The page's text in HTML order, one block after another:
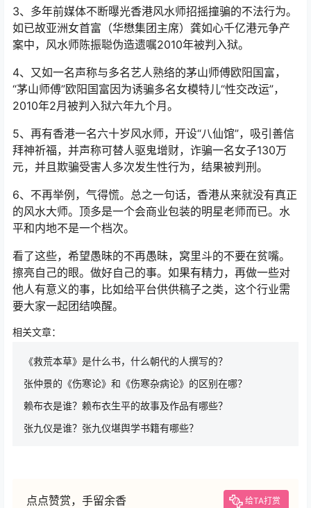
3、多年前媒体不断曝光香港风水师招摇撞骗的不法行为。
如已故亚洲女首富（华懋集团主席）龚如心千亿港元争产
案中，风水师陈振聪伪造遗嘱2010年被判入狱。
4、又如一名声称与多名艺人熟络的茅山师傅欧阳国富，
“茅山师傅”欧阳国富因为诱骗多名女模特儿“性交改运”，
2010年2月被判入狱六年九个月。
5、再有香港一名六十岁风水师，开设“八仙馆”，吸引善信
拜神祈福，并声称可替人驱鬼增财，诈骗一名女子130万
元，并且欺骗受害人多次发生性行为，结果被判刑。
6、不再举例，气得慌。总之一句话，香港从来就没有真正
的风水大师。顶多是一个会商业包装的明星老师而已。水
平和内地不是一个档次。
看了这些，希望愚昧的不再愚昧，窝里斗的不要在贫嘴。
擦亮自己的眼。做好自己的事。如果有精力，再做一些对
他人有意义的事，比如给平台供供稿子之类，这个行业需
要大家一起团结唤醒。
相关文章：
《救荒本草》是什么书，什么朝代的人撰写的？
张仲景的《伤寒论》和《伤寒杂病论》的区别在哪？
赖布衣是谁？赖布衣生平的故事及作品有哪些？
张九仪是谁？张九仪堪舆学书籍有哪些？
点点赞赏，手留余香 给TA打赏